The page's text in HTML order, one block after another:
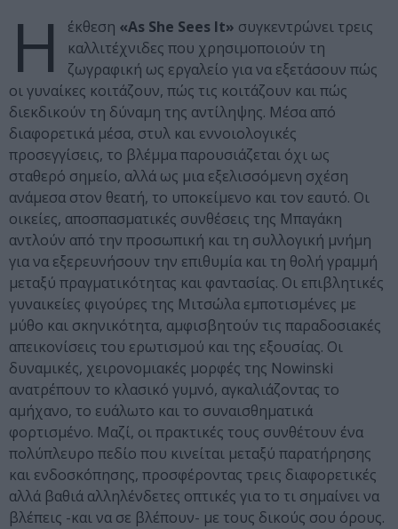
Η έκθεση «As She Sees It» συγκεντρώνει τρεις
καλλιτέχνιδες που χρησιμοποιούν τη
ζωγραφική ως εργαλείο για να εξετάσουν πώς
οι γυναίκες κοιτάζουν, πώς τις κοιτάζουν και πώς
διεκδικούν τη δύναμη της αντίληψης. Μέσα από
διαφορετικά μέσα, στυλ και εννοιολογικές
προσεγγίσεις, το βλέμμα παρουσιάζεται όχι ως
σταθερό σημείο, αλλά ως μια εξελισσόμενη σχέση
ανάμεσα στον θεατή, το υποκείμενο και τον εαυτό. Οι
οικείες, αποσπασματικές συνθέσεις της Μπαγάκη
αντλούν από την προσωπική και τη συλλογική μνήμη
για να εξερευνήσουν την επιθυμία και τη θολή γραμμή
μεταξύ πραγματικότητας και φαντασίας. Οι επιβλητικές
γυναικείες φιγούρες της Μιτσώλα εμποτισμένες με
μύθο και σκηνικότητα, αμφισβητούν τις παραδοσιακές
απεικονίσεις του ερωτισμού και της εξουσίας. Οι
δυναμικές, χειρονομιακές μορφές της Nowinski
ανατρέπουν το κλασικό γυμνό, αγκαλιάζοντας το
αμήχανο, το ευάλωτο και το συναισθηματικά
φορτισμένο. Μαζί, οι πρακτικές τους συνθέτουν ένα
πολύπλευρο πεδίο που κινείται μεταξύ παρατήρησης
και ενδοσκόπησης, προσφέροντας τρεις διαφορετικές
αλλά βαθιά αλληλένδετες οπτικές για το τι σημαίνει να
βλέπεις -και να σε βλέπουν- με τους δικούς σου όρους.